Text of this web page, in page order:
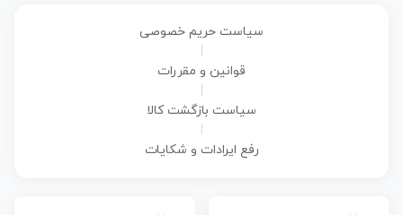
سیاست حریم خصوصی
قوانین و مقررات
سیاست بازگشت کالا
رفع ایرادات و شکایات